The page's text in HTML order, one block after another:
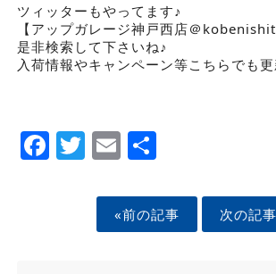
ツィッターもやってます♪
【アップガレージ神戸西店＠
是非検索して下さいね♪
入荷情報やキャンペーン等こちらでも
Facebook
Twitter
EmailShare
«前の記事 次の記